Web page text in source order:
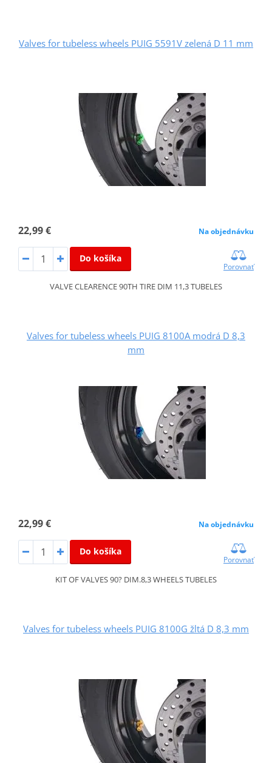
Valves for tubeless wheels PUIG 5591V zelená D 11 mm
22,99 € Na objednávku
Do košíka
Porovnať
VALVE CLEARENCE 90TH TIRE DIM 11,3 TUBELES
Valves for tubeless wheels PUIG 8100A modrá D 8,3
mm
22,99 € Na objednávku
Do košíka
Porovnať
KIT OF VALVES 90? DIM.8,3 WHEELS TUBELES
Valves for tubeless wheels PUIG 8100G žltá D 8,3 mm